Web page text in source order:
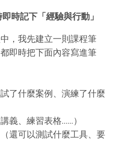
時記下「經驗與行動」
，我先建立一則課程筆
即時把下面內容寫進筆
了什麼案例、演練了什麼
義、練習表格......）
還可以測試什麼工具、要